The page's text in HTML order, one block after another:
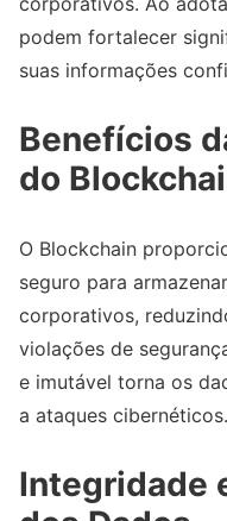
podem fortalecer
suas informações
Benefícios
do
O Blockchain
seguro para
corporativos,
violações de
e imutável torna os
a ataques cibernéticos.
Integridade